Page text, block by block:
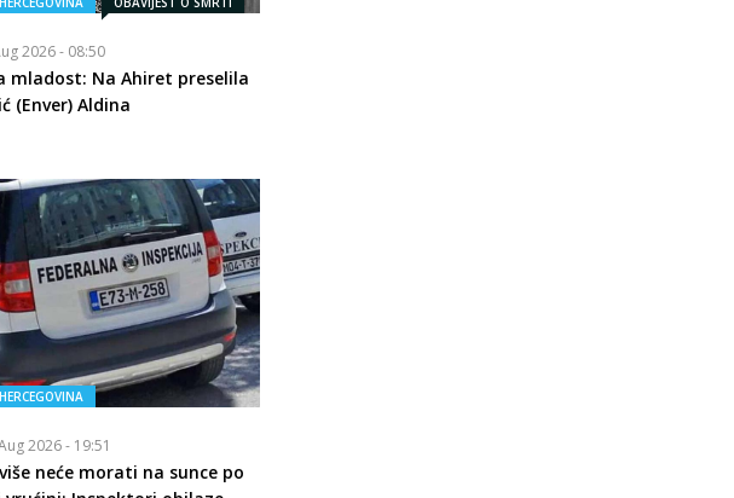
2026 - 08:50
mladost: Na Ahiret preselila
(Enver) Aldina
2026 - 19:51
neće morati na sunce po